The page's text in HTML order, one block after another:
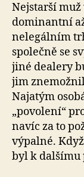
Nejstarší
dominantní
nelegálním
společně se
jiné dealery
jim
Najatým
„povolení“
navíc za to
výpalné.
byl k dalšímu